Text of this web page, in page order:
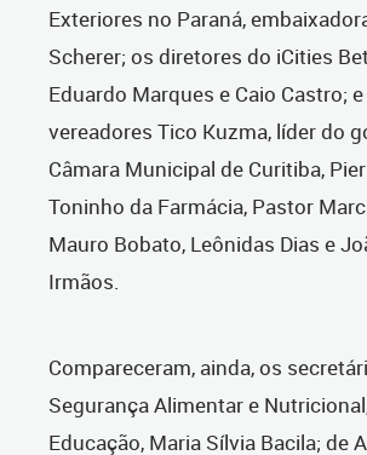
Exteriores no Paraná,
Scherer; os diretores do iCities
Eduardo Marques e Caio Castro;
vereadores Tico Kuzma, líder do
Câmara Municipal de Curitiba,
Toninho da Farmácia, Pastor
Mauro Bobato, Leônidas Dias e
Irmãos.
Compareceram, ainda, os
Segurança Alimentar e
Educação, Maria Sílvia Bacila; de